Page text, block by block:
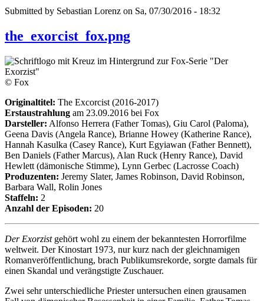
Submitted by Sebastian Lorenz on Sa, 07/30/2016 - 18:32
the_exorcist_fox.png
© Fox
Originaltitel: The Excorcist (2016-2017)
Erstaustrahlung am 23.09.2016 bei Fox
Darsteller: Alfonso Herrera (Father Tomas), Giu Carol (Paloma),
Geena Davis (Angela Rance), Brianne Howey (Katherine Rance),
Hannah Kasulka (Casey Rance), Kurt Egyiawan (Father Bennett),
Ben Daniels (Father Marcus), Alan Ruck (Henry Rance), David
Hewlett (dämonische Stimme), Lynn Gerbec (Lacrosse Coach)
Produzenten: Jeremy Slater, James Robinson, David Robinson,
Barbara Wall, Rolin Jones
Staffeln: 2
Anzahl der Episoden: 20
Der Exorzistgehört wohl zu einem der bekanntesten Horrorfilme
weltweit. Der Kinostart 1973, nur kurz nach der gleichnamigen
Romanveröffentlichung, brach Publikumsrekorde, sorgte damals für
einen Skandal und verängstigte Zuschauer.
Zwei sehr unterschiedliche Priester untersuchen einen grausamen